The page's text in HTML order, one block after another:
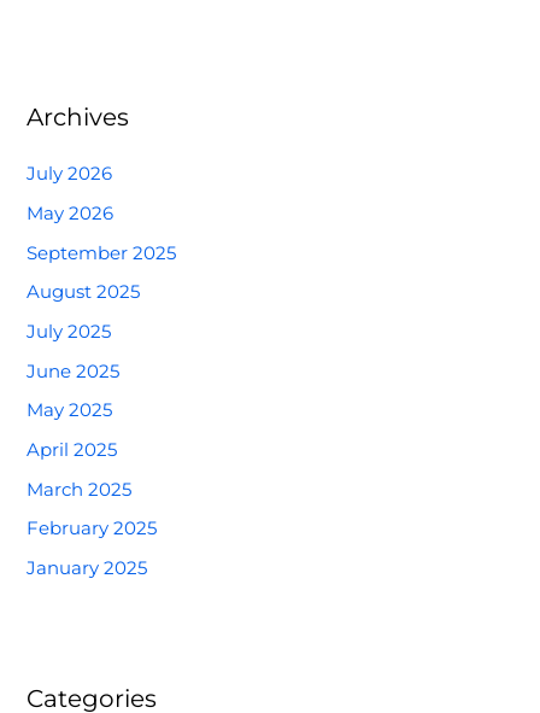
Archives
July 2026
May 2026
September 2025
August 2025
July 2025
June 2025
May 2025
April 2025
March 2025
February 2025
January 2025
Categories